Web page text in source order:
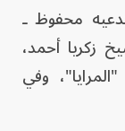
محفوظ ـ
زكريا أحمد،
وفي